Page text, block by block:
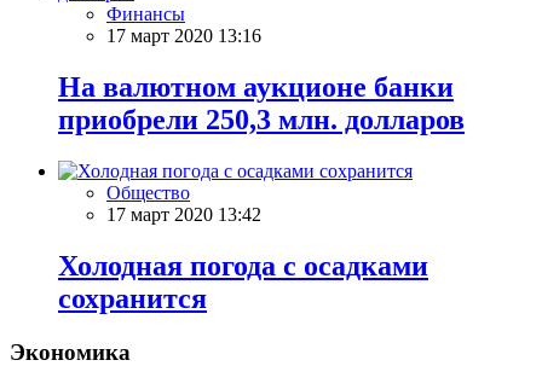
Финансы
17 март 2020 13:16
На валютном аукционе банки
приобрели 250,3 млн. долларов
Общество
17 март 2020 13:42
Холодная погода с осадками
сохранится
Экономика